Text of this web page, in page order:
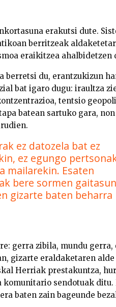
erakutsi dute.
berritzeak
eraikitzea ahalbidetzen
berretsi du, erantzukizun
bat igaro dugu: iraultza
tentsio
batean sartuko gara,
ez datozela bat ez
ez egungo
mailarekin. Esaten
bere sormen gaitasun
gizarte baten beharra
gerra zibila, mundu
gizarte eraldaketaren
Herriak prestakuntza,
sendotuak ditu.
baten zain bageunde